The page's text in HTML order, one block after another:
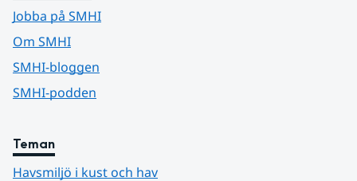
Jobba på SMHI
Om SMHI
SMHI-bloggen
SMHI-podden
Teman
Havsmiljö i kust och hav